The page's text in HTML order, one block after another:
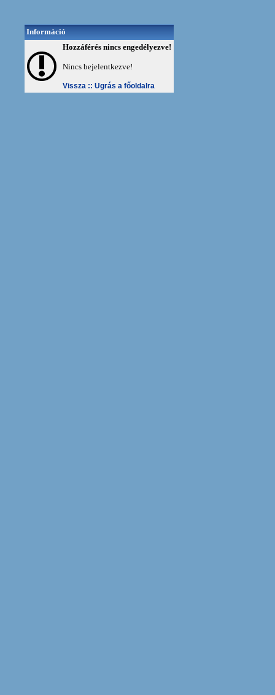
Információ
Hozzáférés nincs engedélyezve!
Nincs bejelentkezve!
Vissza :: Ugrás a főoldalra